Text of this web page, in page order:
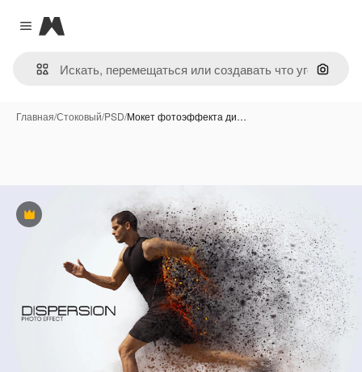
Close menu
Magnific
Поиск
Главная/Стоковый/PSD/Мокет фотоэффекта ди…
Премиум